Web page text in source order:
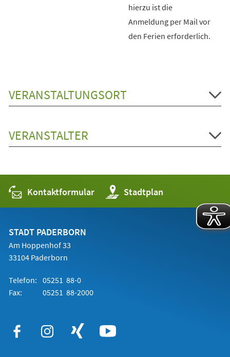
hierzu ist die
Anmeldung per Mail vor
den Ferien erforderlich.
VERANSTALTUNGSORT
VERANSTALTER
Kontaktformular Stadtplan
(Öffnet
in
einem
STADT PADERBORN
Am Hoppenhof 33
33104 Paderborn
Telefon: 05251 88-0
Fax:
05251 88-2000